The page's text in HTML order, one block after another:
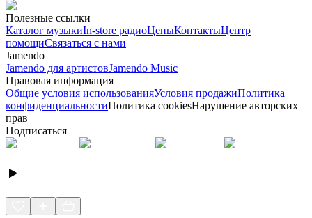
Полезные ссылки
Каталог музыкиIn-store радиоЦеныКонтактыЦентр
помощиСвязаться с нами
Jamendo
Jamendo для артистовJamendo Music
Правовая информация
Общие условия использованияУсловия продажиПолитика
конфиденциальностиПолитика cookiesНарушение авторских
прав
Подписаться